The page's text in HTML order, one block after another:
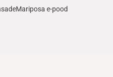
e-pood